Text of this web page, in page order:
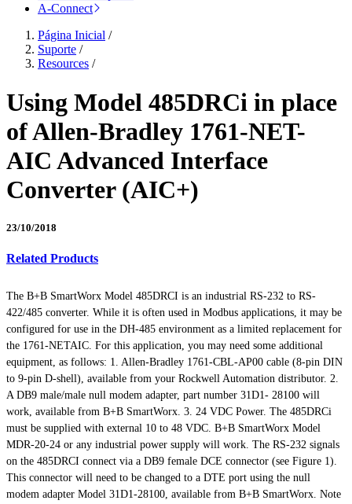
A-Connect
Página Inicial /
Suporte /
Resources /
Using Model 485DRCi in place
of Allen-Bradley 1761-NET-
AIC Advanced Interface
Converter (AIC+)
23/10/2018
Related Products
The B+B SmartWorx Model 485DRCI is an industrial RS-232 to RS-
422/485 converter. While it is often used in Modbus applications, it may be
configured for use in the DH-485 environment as a limited replacement for
the 1761-NETAIC. For this application, you may need some additional
equipment, as follows: 1. Allen-Bradley 1761-CBL-AP00 cable (8-pin DIN
to 9-pin D-shell), available from your Rockwell Automation distributor. 2.
A DB9 male/male null modem adapter, part number 31D1- 28100 will
work, available from B+B SmartWorx. 3. 24 VDC Power. The 485DRCi
must be supplied with external 10 to 48 VDC. B+B SmartWorx Model
MDR-20-24 or any industrial power supply will work. The RS-232 signals
on the 485DRCI connect via a DB9 female DCE connector (see Figure 1).
This connector will need to be changed to a DTE port using the null
modem adapter Model 31D1-28100, available from B+B SmartWorx. Note